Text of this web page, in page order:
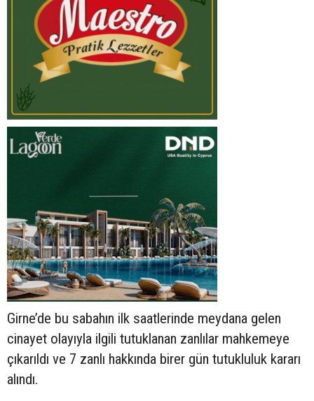
Girne’de bu sabahın ilk saatlerinde meydana gelen
cinayet olayıyla ilgili tutuklanan zanlılar mahkemeye
çıkarıldı ve 7 zanlı hakkında birer gün tutukluluk kararı
alındı.